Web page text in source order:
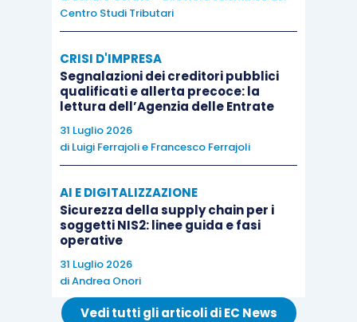
Centro Studi Tributari
CRISI D'IMPRESA
Segnalazioni dei creditori pubblici
qualificati e allerta precoce: la
lettura dell’Agenzia delle Entrate
31 Luglio 2026
di Luigi Ferrajolie Francesco Ferrajoli
AI E DIGITALIZZAZIONE
Sicurezza della supply chain per i
soggetti NIS2: linee guida e fasi
operative
31 Luglio 2026
diAndrea Onori
Vedi tutti gli articoli di EC News